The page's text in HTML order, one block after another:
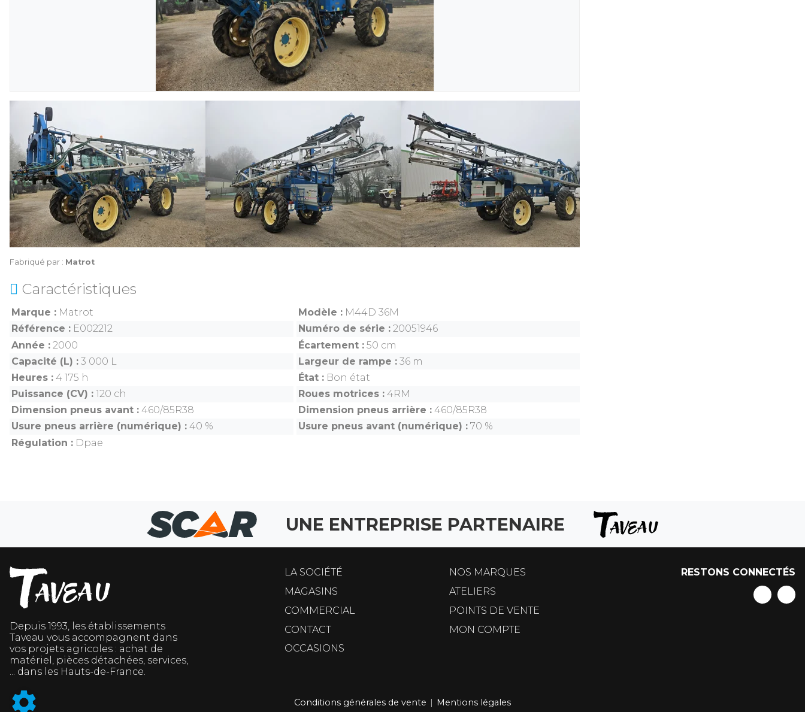
Fabriqué par : Matrot
Caractéristiques
Marque Matrot Modèle
M44D 36M
Référence
E002212 Numéro de série
20051946
Année
2000 Écartement
50 cm
Capacité (L)
3 000 L Largeur de rampe
36 m
Heures
4 175 h État
Bon état
Puissance (CV)
120 ch Roues motrices
4RM
Dimension pneus avant
460/85R38 Dimension pneus arrière
460/85R38
Usure pneus arrière (numérique)
40 % Usure pneus avant (numérique)
70 %
Régulation
Dpae
UNE ENTREPRISE PARTENAIRE
Depuis 1993, les établissements
Taveau vous accompagnent dans
vos projets agricoles : achat de
matériel, pièces détachées, services,
... dans les Hauts-de-France.
LA SOCIÉTÉ
NOS MARQUES
MAGASINS
ATELIERS
COMMERCIAL
POINTS DE VENTE
CONTACT
MON COMPTE
OCCASIONS
RESTONS CONNECTÉS
Conditions générales de vente | Mentions légales